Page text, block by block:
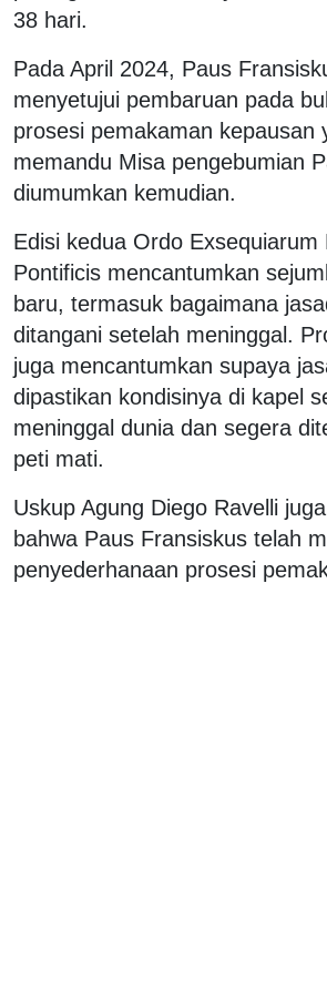
38 hari.
Pada April 2024, Paus
menyetujui pembaruan pada
prosesi pemakaman kepausan
memandu Misa pengebumian
diumumkan kemudian.
Edisi kedua Ordo Exsequiarum
Pontificis mencantumkan
baru, termasuk bagaimana
ditangani setelah meninggal.
juga mencantumkan supaya
dipastikan kondisinya di kapel
meninggal dunia dan segera
peti mati.
Uskup Agung Diego Ravelli
bahwa Paus Fransiskus telah
penyederhanaan prosesi